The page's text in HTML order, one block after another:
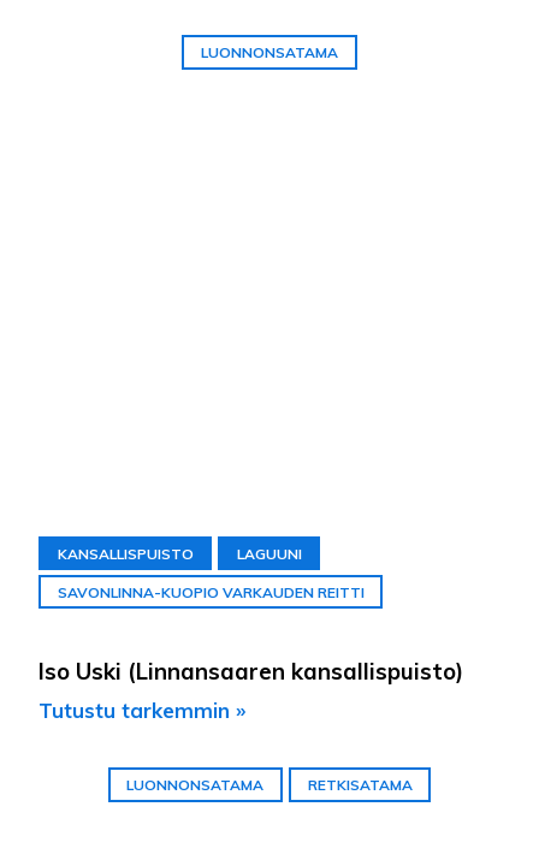
LUONNONSATAMA
KANSALLISPUISTO LAGUUNI
SAVONLINNA-KUOPIO VARKAUDEN REITTI
Iso Uski (Linnansaaren kansallispuisto)
Tutustu tarkemmin »
LUONNONSATAMA RETKISATAMA